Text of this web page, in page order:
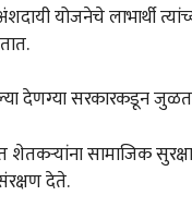
योजनेचे लाभार्थी
देणग्या सरकारकडून
शेतकऱ्यांना सामाजिक
देते.